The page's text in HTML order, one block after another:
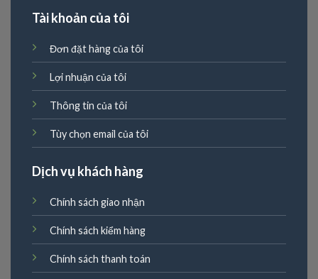
Tài khoản của tôi
Đơn đặt hàng của tôi
Lợi nhuận của tôi
Thông tin của tôi
Tùy chọn email của tôi
Dịch vụ khách hàng
Chính sách giao nhận
Chính sách kiểm hàng
Chính sách thanh toán